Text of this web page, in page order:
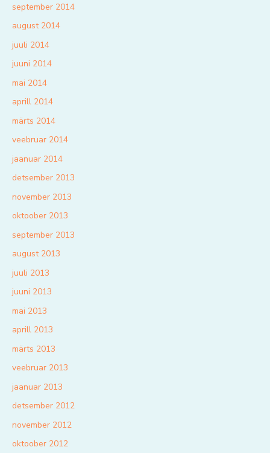
september 2014
august 2014
juuli 2014
juuni 2014
mai 2014
aprill 2014
märts 2014
veebruar 2014
jaanuar 2014
detsember 2013
november 2013
oktoober 2013
september 2013
august 2013
juuli 2013
juuni 2013
mai 2013
aprill 2013
märts 2013
veebruar 2013
jaanuar 2013
detsember 2012
november 2012
oktoober 2012